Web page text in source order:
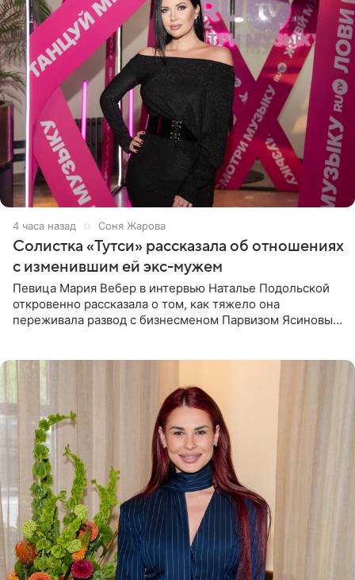
4 часа назад Соня Жарова
Солистка «Тутси» рассказала об отношениях
с изменившим ей экс-мужем
Певица Мария Вебер в интервью Наталье Подольской
откровенно рассказала о том, как тяжело она
переживала развод с бизнесменом Парвизом Ясиновым.